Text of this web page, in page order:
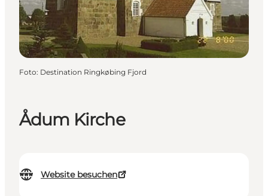
Ådum Kirche
Website besuchen
Foto: Destination Ringkøbing Fjord